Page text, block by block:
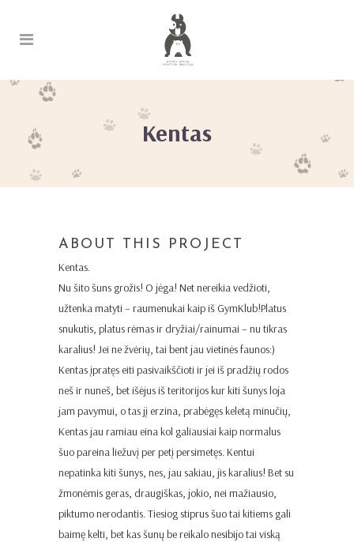
Kentas
ABOUT THIS PROJECT
Kentas.
Nu šito šuns grožis! O jėga! Net nereikia vedžioti,
užtenka matyti – raumenukai kaip iš GymKlub!Platus
snukutis, platus rėmas ir dryžiai/rainumai – nu tikras
karalius! Jei ne žvėrių, tai bent jau vietinės faunos:)
Kentas įpratęs eiti pasivaikščioti ir jei iš pradžių rodos
neš ir nuneš, bet išėjus iš teritorijos kur kiti šunys loja
jam pavymui, o tas jį erzina, prabėgęs keletą minučių,
Kentas jau ramiau eina kol galiausiai kaip normalus
šuo pareina liežuvį per petį persimetęs. Kentui
nepatinka kiti šunys, nes, jau sakiau, jis karalius! Bet su
žmonėmis geras, draugiškas, jokio, nei mažiausio,
piktumo nerodantis. Tiesiog stiprus šuo tai kitiems gali
baimę kelti, bet kas šunų be reikalo nesibijo tai viską